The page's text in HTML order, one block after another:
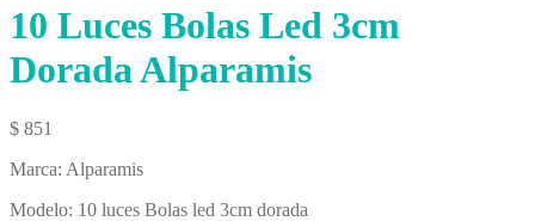
10 Luces Bolas Led 3cm
Dorada Alparamis
$ 851
Marca: Alparamis
Modelo: 10 luces Bolas led 3cm dorada